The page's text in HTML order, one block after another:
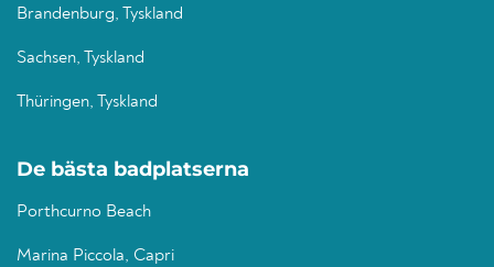
Brandenburg, Tyskland
Sachsen, Tyskland
Thüringen, Tyskland
De bästa badplatserna
Porthcurno Beach
Marina Piccola, Capri